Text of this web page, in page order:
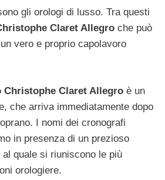
gli orologi di lusso. Tra questi
Claret Allegro che può
vero e proprio capolavoro
Christophe Claret Allegro è un
che arriva immediatamente dopo
I nomi dei cronografi
in presenza di un prezioso
quale si riuniscono le più
orologiere.